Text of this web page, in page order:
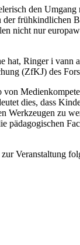
den
frühkindlichen
nicht nur
Ringer i
(ZfKJ) des
dies, dass
zu
Veranstaltung